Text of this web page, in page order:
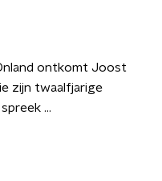
ontkomt Joost
zijn twaalfjarige
...